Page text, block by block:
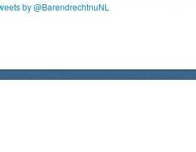
by @BarendrechtnuNL